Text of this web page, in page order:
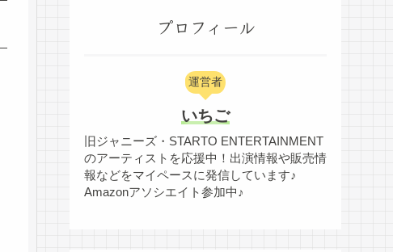
プロフィール
運営者
いちご
旧ジャニーズ・STARTO ENTERTAINMENT
のアーティストを応援中！出演情報や販売情
報などをマイペースに発信しています♪
Amazonアソシエイト参加中♪